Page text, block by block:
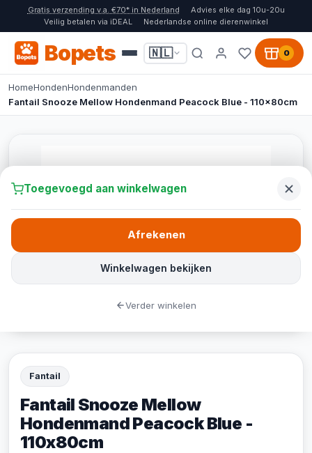
Gratis verzending v.a. €70* in Nederland
Advies elke dag 10u-20u
Veilig betalen via iDEAL
Nederlandse online dierenwinkel
Bopets 🇳🇱 0
HomeHondenHondenmanden
Fantail Snooze Mellow Hondenmand Peacock Blue - 110x80cm
Fantail
Fantail Snooze Mellow
Hondenmand Peacock Blue -
110x80cm
Toegevoegd aan winkelwagen
Winkelwagen bekijken
Afrekenen
Verder winkelen